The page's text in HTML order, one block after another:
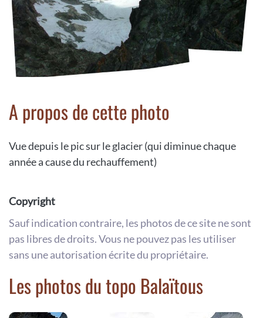
A propos de cette photo
Vue depuis le pic sur le glacier (qui diminue chaque
année a cause du rechauffement)
Copyright
Sauf indication contraire, les photos de ce site ne sont
pas libres de droits. Vous ne pouvez pas les utiliser
sans une autorisation écrite du propriétaire.
Les photos du topo Balaïtous